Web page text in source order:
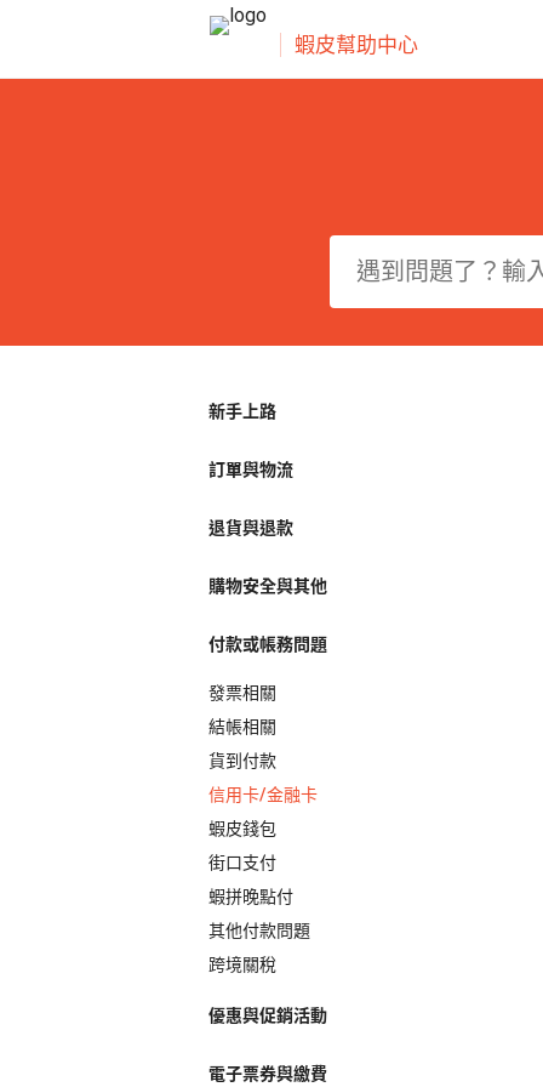
蝦皮幫助中心
新手上路
訂單與物流
退貨與退款
購物安全與其他
付款或帳務問題
發票相關
結帳相關
貨到付款
信用卡/金融卡
蝦皮錢包
街口支付
蝦拼晚點付
其他付款問題
跨境關稅
優惠與促銷活動
電子票券與繳費